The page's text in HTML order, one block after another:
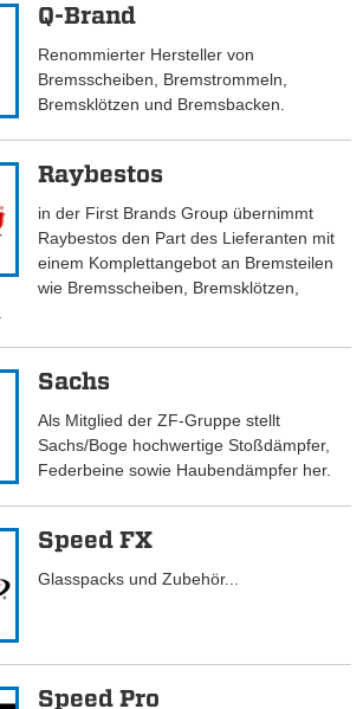
Q-Brand
Renommierter Hersteller von
Bremsscheiben, Bremstrommeln,
Bremsklötzen und Bremsbacken.
Raybestos
in der First Brands Group übernimmt
Raybestos den Part des Lieferanten mit
einem Komplettangebot an Bremsteilen
wie Bremsscheiben, Bremsklötzen,
Sachs
Als Mitglied der ZF-Gruppe stellt
Sachs/Boge hochwertige Stoßdämpfer,
Federbeine sowie Haubendämpfer her.
Speed FX
Glasspacks und Zubehör...
Speed Pro